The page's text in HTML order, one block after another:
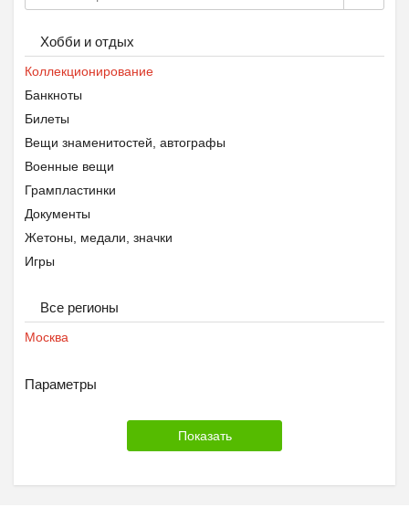
Хобби и отдых
Коллекционирование
Банкноты
Билеты
Вещи знаменитостей, автографы
Военные вещи
Грампластинки
Документы
Жетоны, медали, значки
Игры
Картины
Киндер-сюрприз
Макеты оружия
Все регионы
Москва
Параметры